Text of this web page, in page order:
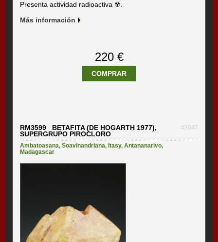
Presenta actividad radioactiva ☢.
Más información
220 €
COMPRAR
RM3599 BETAFITA (DE HOGARTH 1977),
SUPERGRUPO PIROCLORO
#3047
Ambatoasana,Soavinandriana, Itasy,Antananarivo,
Madagascar